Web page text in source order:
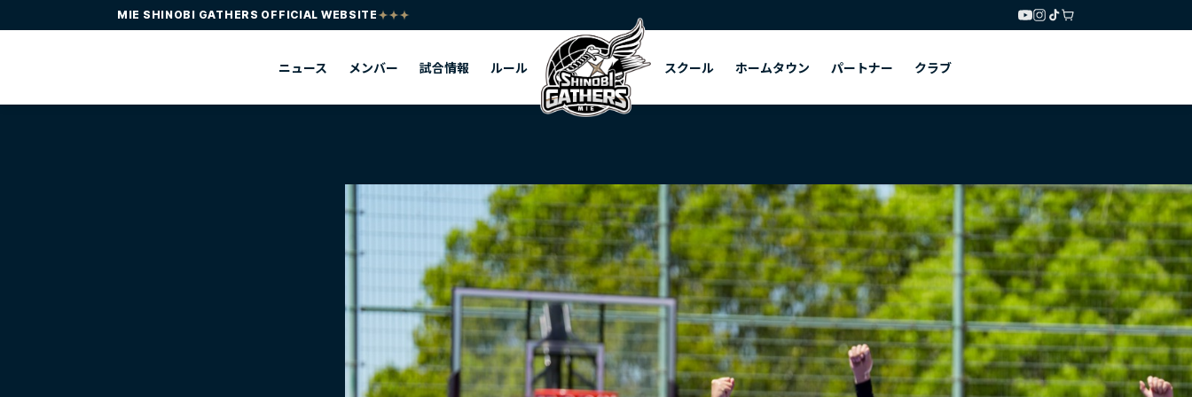
MIE SHINOBI GATHERS OFFICIAL WEBSITE
ニュース メンバー 試合情報 ルール スクール ホームタウン パートナー クラブ